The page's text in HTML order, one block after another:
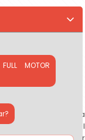
EN
una amplia
Puedes revisar el
MOTOR